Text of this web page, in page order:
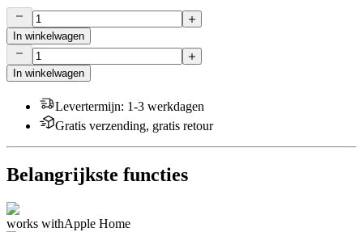
In winkelwagen
In winkelwagen
Levertermijn: 1-3 werkdagen
Gratis verzending, gratis retour
Belangrijkste functies
works withApple Home